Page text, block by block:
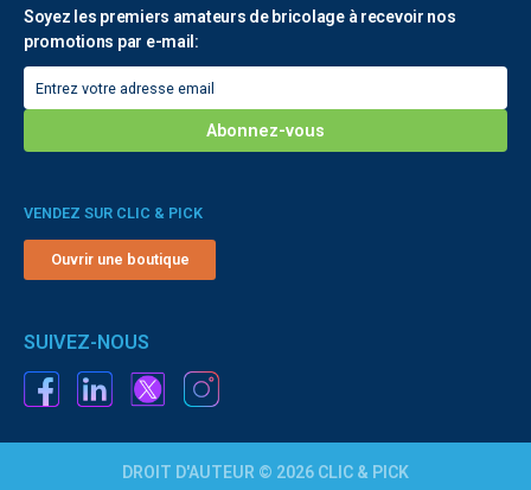
Soyez les premiers amateurs de bricolage à recevoir nos
promotions par e-mail:
VENDEZ SUR CLIC & PICK
Ouvrir une boutique
SUIVEZ-NOUS
DROIT D'AUTEUR © 2026 CLIC & PICK